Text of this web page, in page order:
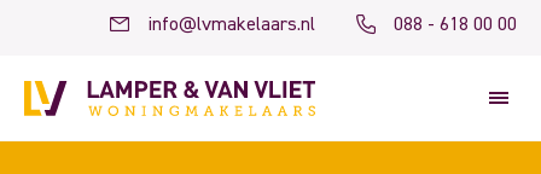
info@lvmakelaars.nl 088 - 618 00 00